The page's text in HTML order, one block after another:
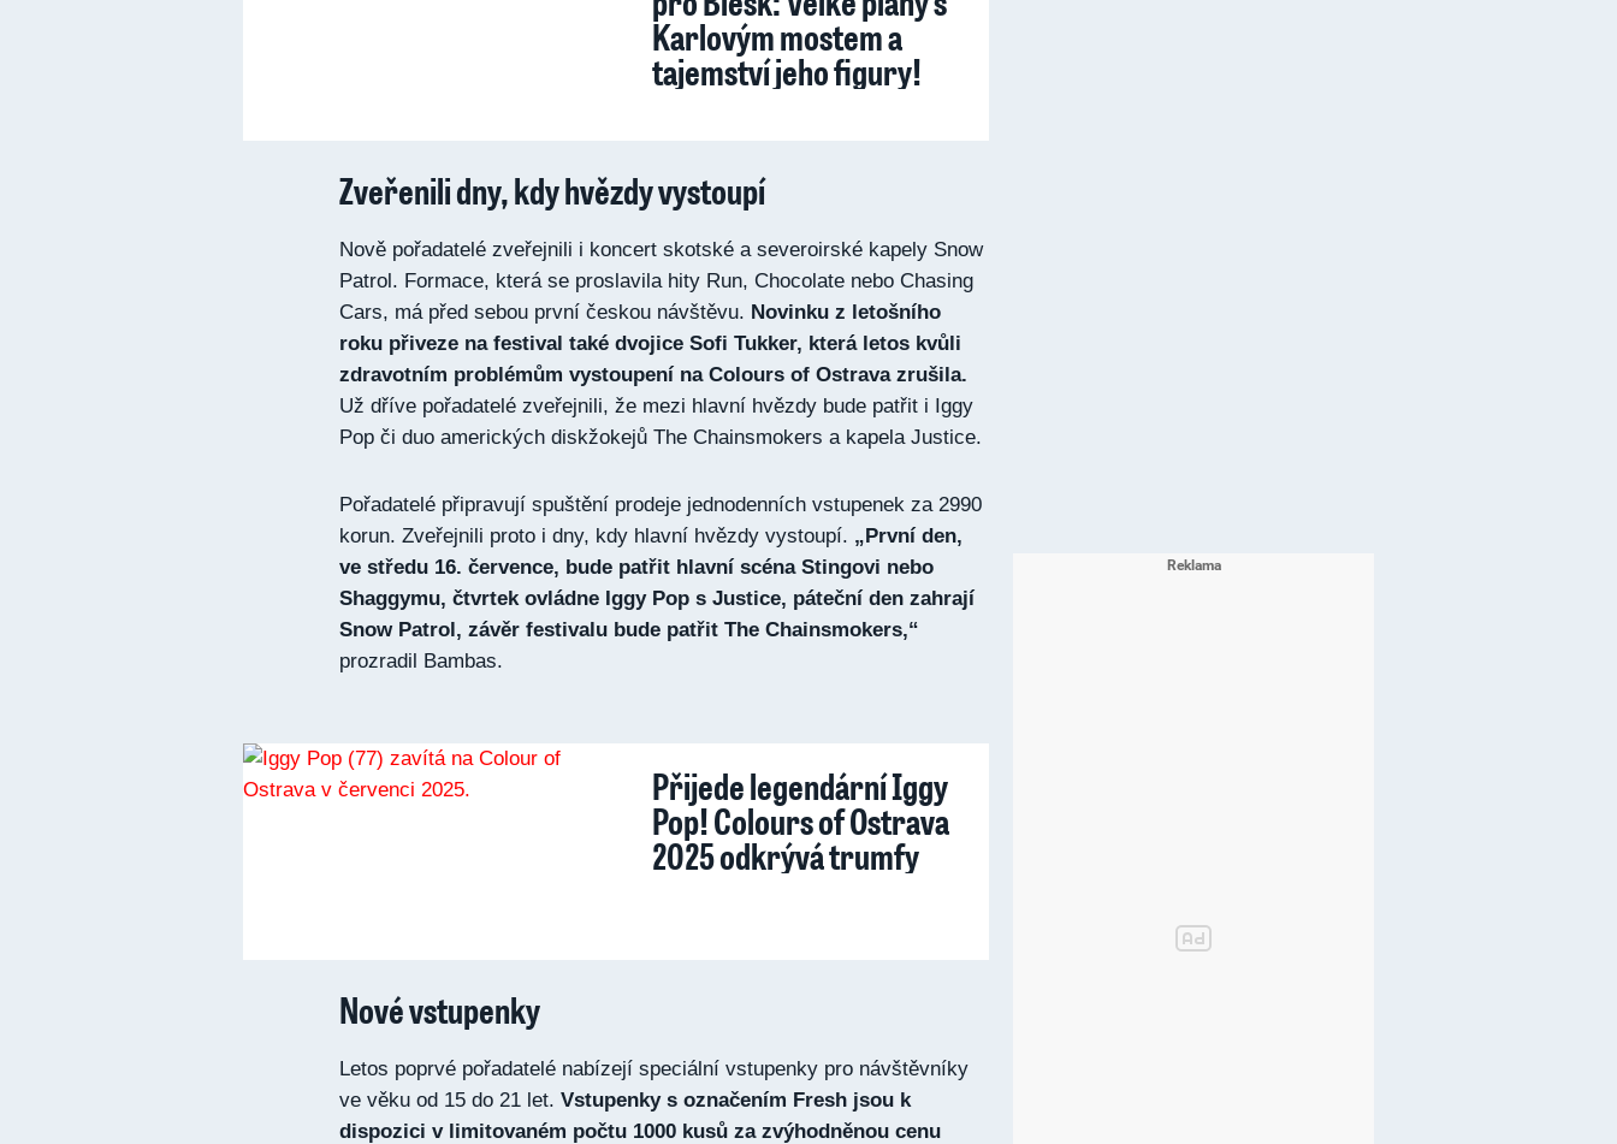
Karlovým mostem a
tajemství jeho figury!
Zveřenili dny, kdy hvězdy vystoupí
Nově pořadatelé zveřejnili i koncert skotské a severoirské kapely Snow
Patrol. Formace, která se proslavila hity Run, Chocolate nebo Chasing
Cars, má před sebou první českou návštěvu. Novinku z letošního
roku přiveze na festival také dvojice Sofi Tukker, která letos kvůli
zdravotním problémům vystoupení na Colours of Ostrava zrušila.
Už dříve pořadatelé zveřejnili, že mezi hlavní hvězdy bude patřit i Iggy
Pop či duo amerických diskžokejů The Chainsmokers a kapela Justice.
Pořadatelé připravují spuštění prodeje jednodenních vstupenek za 2990
korun. Zveřejnili proto i dny, kdy hlavní hvězdy vystoupí. „První den,
ve středu 16. července, bude patřit hlavní scéna Stingovi nebo
Shaggymu, čtvrtek ovládne Iggy Pop s Justice, páteční den zahrají
Snow Patrol, závěr festivalu bude patřit The Chainsmokers,“
prozradil Bambas.
Přijede legendární Iggy
Pop! Colours of Ostrava
2025 odkrývá trumfy
Nové vstupenky
Letos poprvé pořadatelé nabízejí speciální vstupenky pro návštěvníky
ve věku od 15 do 21 let. Vstupenky s označením Fresh jsou k
dispozici v limitovaném počtu 1000 kusů za zvýhodněnou cenu